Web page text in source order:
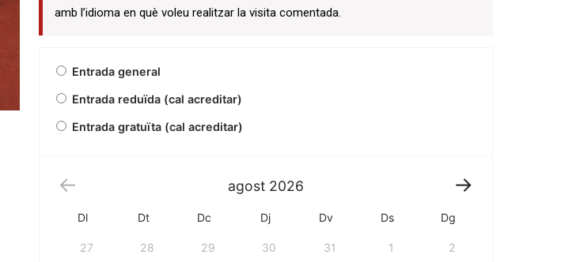
amb l’idioma en què voleu realitzar la visita comentada.
Entrada general
Entrada reduïda (cal acreditar)
Entrada gratuïta (cal acreditar)
agost 2026
Dl Dt Dc Dj Dv Ds Dg
27 28 29 30 31 1 2